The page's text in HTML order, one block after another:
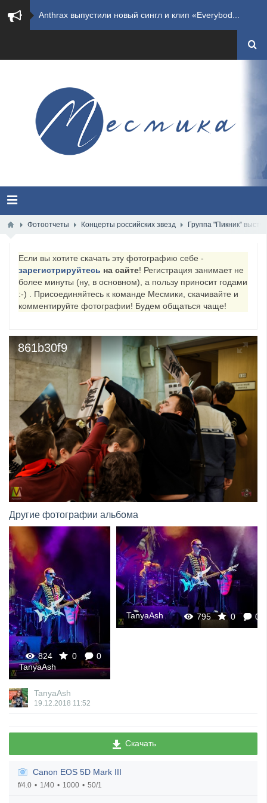
​Wacken Open Air 2027 объявил новую волну участ...
GHOST возвращаются на большие экраны с новым ко...
​Summer Breeze Open Air 2026 полностью переходи...
Всероссийский рок-фестиваль HAMMER FEST впервые...
XANDRIA представили новый сингл под названием «...
​Anthrax выпустили новый сингл и клип «Everybod...
Фотоотчеты Концерты российских звезд Группа "Пикник"
Если вы хотите скачать эту фотографию себе -
зарегистрируйтесь на сайте! Регистрация занимает не
более минуты (ну, в основном), а пользу приносит годами
:-) . Присоединяйтесь к команде Месмики, скачивайте и
комментируйте фотографии! Будем общаться чаще!
861b30f9
Другие фотографии альбома
824 0
0
TanyaAsh
795 0 0
TanyaAsh
TanyaAsh
19.12.2018 11:52
Скачать
Canon EOS 5D Mark III
f/4.0 1/40 1000 50/1